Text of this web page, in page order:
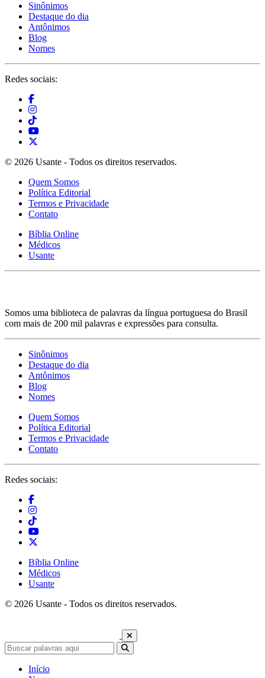
Sinônimos
Destaque do dia
Antônimos
Blog
Nomes
Redes sociais:
© 2026 Usante - Todos os direitos reservados.
Quem Somos
Política Editorial
Termos e Privacidade
Contato
Bíblia Online
Médicos
Usante
Somos uma biblioteca de palavras da língua portuguesa do Brasil
com mais de 200 mil palavras e expressões para consulta.
Sinônimos
Destaque do dia
Antônimos
Blog
Nomes
Quem Somos
Política Editorial
Termos e Privacidade
Contato
Redes sociais:
Bíblia Online
Médicos
Usante
© 2026 Usante - Todos os direitos reservados.
Início